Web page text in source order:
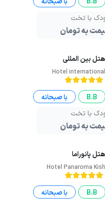
با تخت
به تومان
هتل بین المللی
Hotel international
B.B
با صبحانه
با تخت
به تومان
هتل پانوراما
Hotel Panaroma Kish
B.B
با صبحانه